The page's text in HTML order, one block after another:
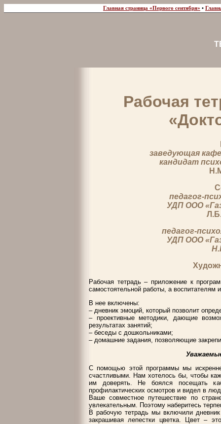
Главная страница «Первого сентября» •
Рабочая
заведующая
кандидат
педагог-
УДП ООО
педагог-
УДП ООО
Рабочая тетрадь – приложение к
самостоятельной работы, а воспитателям
В нее включены:
– дневник эмоций, который позволит
– проективные методики, дающие
результатах занятий;
– беседы с дошкольниками;
– домашние задания, позволяющие
С помощью этой программы мы
счастливыми. Нам хотелось бы, чтобы
им доверять. Не боялся посещать
профилактических осмотров и видел в
Ваше совместное путешествие по
увлекательным. Поэтому наберитесь
В рабочую тетрадь мы включили
закрашивая лепестки цветка. Цвет –